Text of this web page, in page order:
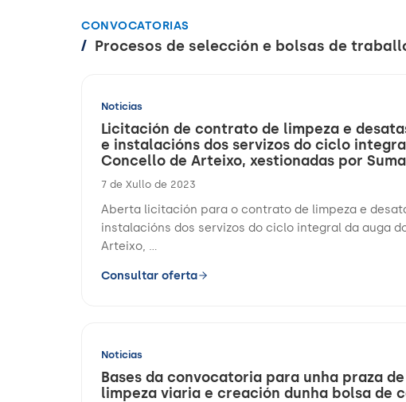
CONVOCATORIAS
/ Procesos de selección e bolsas de
Noticias
Licitación de contrato de limpeza e
e instalacións dos servizos do ciclo
Concello de Arteixo, xestionadas por
7 de Xullo de 2023
Aberta licitación para o contrato de limpeza e
instalacións dos servizos do ciclo integral da auga
Arteixo, ...
Consultar oferta
Noticias
Bases da convocatoria para unha praza
limpeza viaria e creación dunha bolsa de